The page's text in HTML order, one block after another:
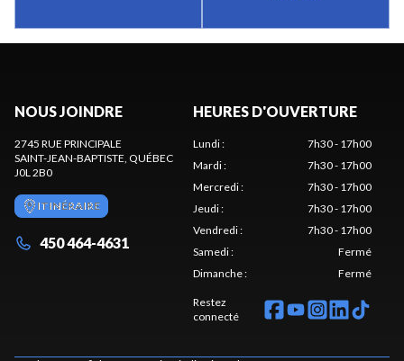
NOUS JOINDRE
2745 RUE PRINCIPALE
SAINT-JEAN-BAPTISTE , QUÉBEC
J0L 2B0
ITINÉRAIRE
450 464-4631
HEURES D'OUVERTURE
Lundi:
7h30 - 17h00
Mardi:
7h30 - 17h00
Mercredi:
7h30 - 17h00
Jeudi:
7h30 - 17h00
Vendredi:
7h30 - 17h00
Samedi:
Fermé
Dimanche: Fermé
Restez
connecté